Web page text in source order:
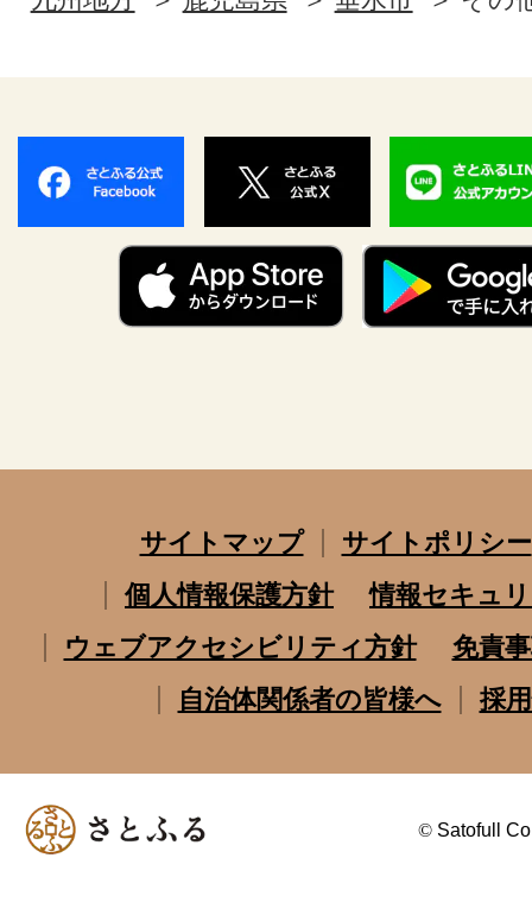
サイトマップ
サイトポリシー
個人情報保護方針
情報セキュ
ウェブアクセシビリティ方針
免責
自治体関係者の皆様へ
採
© Satofull